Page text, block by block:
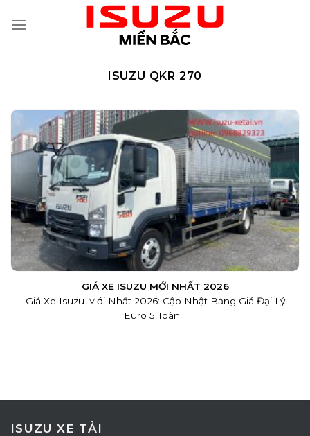
ISUZU QKR 270
GIÁ XE ISUZU MỚI NHẤT 2026
Giá Xe Isuzu Mới Nhất 2026: Cập Nhật Bảng Giá Đại Lý
Euro 5 Toàn...
ISUZU XE TẢI